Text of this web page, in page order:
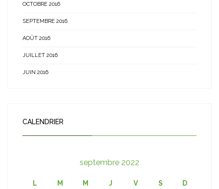
OCTOBRE 2016
SEPTEMBRE 2016
AOÛT 2016
JUILLET 2016
JUIN 2016
CALENDRIER
septembre 2022
L M M J V S D